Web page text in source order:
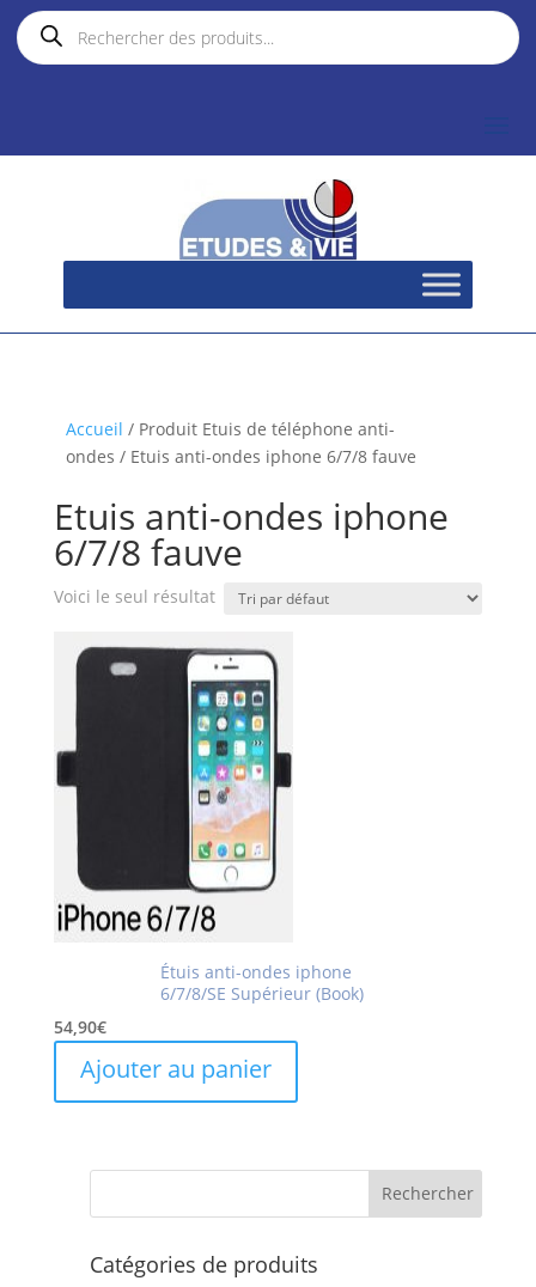
Recherche
de
produits
Accueil / Produit Etuis de téléphone anti-
ondes / Etuis anti-ondes iphone 6/7/8 fauve
Etuis anti-ondes iphone
6/7/8 fauve
Voici le seul résultat
Étuis anti-ondes iphone
6/7/8/SE Supérieur (Book)
54,90€
Ajouter au panier
Catégories de produits